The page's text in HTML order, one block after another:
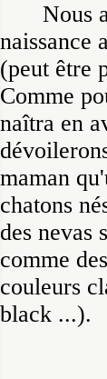
Nous
naissance
(peut être
Comme
naîtra en
maman
chatons
des nevas
comme
couleurs
black ...).